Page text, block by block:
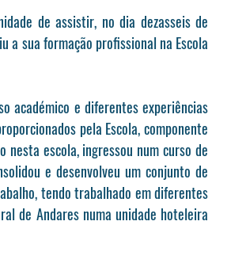
de assistir, no dia dezasseis de
a sua formação profissional na Escola
académico e diferentes experiências
pela Escola, componente
nesta escola, ingressou num curso de
e desenvolveu um conjunto de
tendo trabalhado em diferentes
de Andares numa unidade hoteleira